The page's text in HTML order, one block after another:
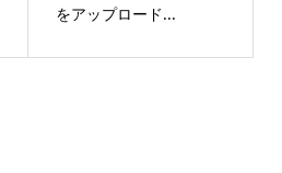
をアップロード...